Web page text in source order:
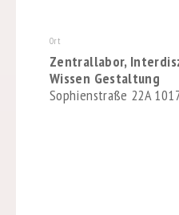
Ort
Zentrallabor,
Wissen Gestaltung
Sophienstraße 22A